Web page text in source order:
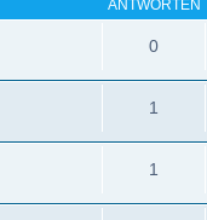
ANTWORTEN
0
1
1